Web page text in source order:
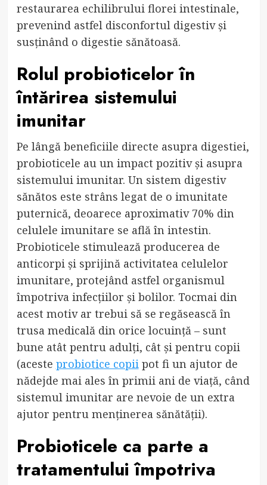
restaurarea echilibrului florei intestinale,
prevenind astfel disconfortul digestiv și
susținând o digestie sănătoasă.
Rolul probioticelor în
întărirea sistemului
imunitar
Pe lângă beneficiile directe asupra digestiei,
probioticele au un impact pozitiv și asupra
sistemului imunitar. Un sistem digestiv
sănătos este strâns legat de o imunitate
puternică, deoarece aproximativ 70% din
celulele imunitare se află în intestin.
Probioticele stimulează producerea de
anticorpi și sprijină activitatea celulelor
imunitare, protejând astfel organismul
împotriva infecțiilor și bolilor. Tocmai din
acest motiv ar trebui să se regăsească în
trusa medicală din orice locuință – sunt
bune atât pentru adulți, cât și pentru copii
(aceste probiotice copiipot fi un ajutor de
nădejde mai ales în primii ani de viață, când
sistemul imunitar are nevoie de un extra
ajutor pentru menținerea sănătății).
Probioticele ca parte a
tratamentului împotriva